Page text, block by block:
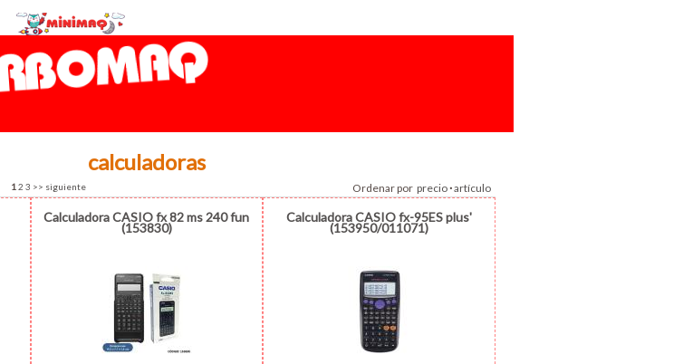
calculadoras
1 2 3 >> siguiente Ordenar por precio·artículo
Calculadora CASIO fx 82 ms 240 fun
(153830)
Calculadora CASIO fx-95ES plus'
(153950/011071)